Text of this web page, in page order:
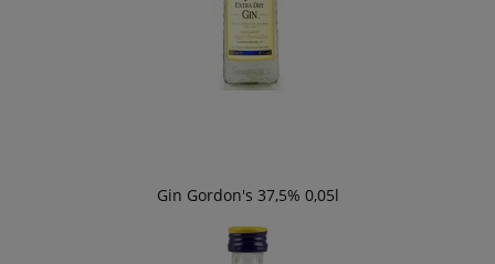
Gin Gordon's 37,5% 0,05l